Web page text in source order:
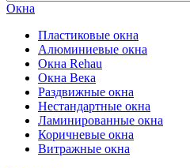
Окна
Пластиковые окна
Алюминиевые окна
Окна Rehau
Окна Века
Раздвижные окна
Нестандартные окна
Ламинированные окна
Коричневые окна
Витражные окна